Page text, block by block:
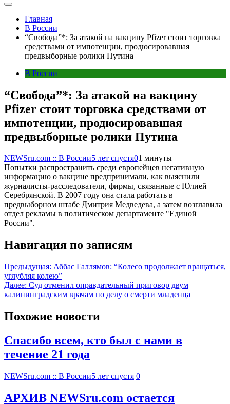
Главная
В России
“Свобода”*: За атакой на вакцину Pfizer стоит торговка
средствами от импотенции, продюсировавшая
предвыборные ролики Путина
В России
“Свобода”*: За атакой на вакцину
Pfizer стоит торговка средствами от
импотенции, продюсировавшая
предвыборные ролики Путина
NEWSru.com :: В России5 лет спустя01 минуты
Попытки распространить среди европейцев негативную
информацию о вакцине предпринимали, как выяснили
журналисты-расследователи, фирмы, связанные с Юлией
Серебрянской. В 2007 году она стала работать в
предвыборном штабе Дмитрия Медведева, а затем возглавила
отдел рекламы в политическом департаменте "Единой
России".
Навигация по записям
Предыдущая: Аббас Галлямов: “Колесо продолжает вращаться,
углубляя колею”
Далее: Суд отменил оправдательный приговор двум
калининградским врачам по делу о смерти младенца
Похожие новости
Спасибо всем, кто был с нами в
течение 21 года
NEWSru.com :: В России5 лет спустя 0
АРХИВ NEWSru.com остается